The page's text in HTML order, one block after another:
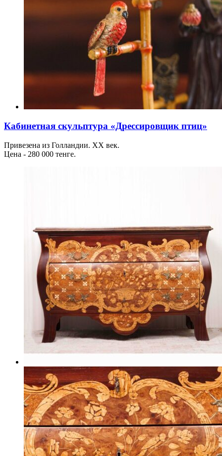
Кабинетная скульптура «Дрессировщик птиц»
Привезена из Голландии. ХХ век.
Цена - 280 000 тенге.